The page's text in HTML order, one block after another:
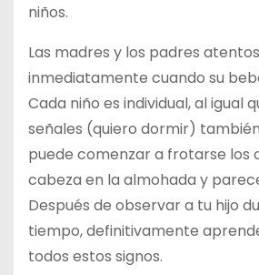
niños.
Las madres y los padres
inmediatamente cuando su
Cada niño es individual, al igual
señales (quiero dormir)
puede comenzar a frotarse los
cabeza en la almohada y
Después de observar a tu hijo
tiempo, definitivamente
todos estos signos.